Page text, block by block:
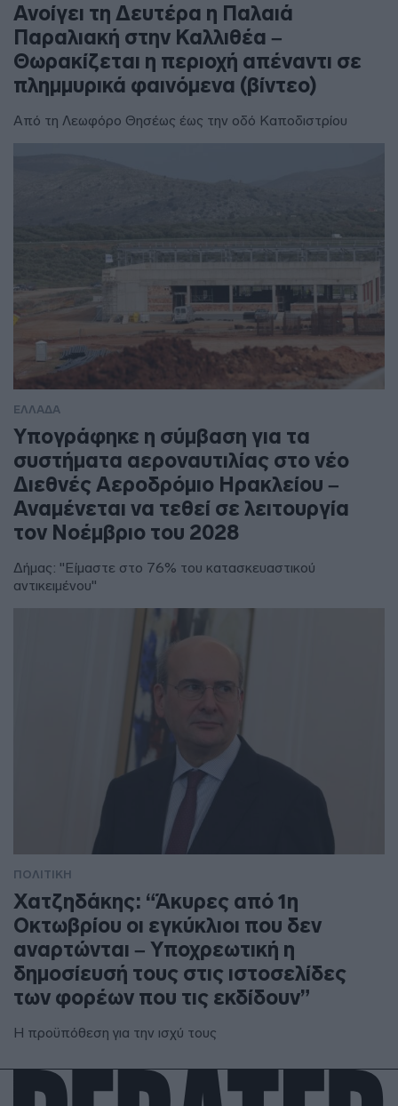
Ανοίγει τη Δευτέρα η Παλαιά
Παραλιακή στην Καλλιθέα –
Θωρακίζεται η περιοχή απέναντι σε
πλημμυρικά φαινόμενα (βίντεο)
Από τη Λεωφόρο Θησέως έως την οδό Καποδιστρίου
ΕΛΛΑΔΑ
Υπογράφηκε η σύμβαση για τα
συστήματα αεροναυτιλίας στο νέο
Διεθνές Αεροδρόμιο Ηρακλείου –
Αναμένεται να τεθεί σε λειτουργία
τον Νοέμβριο του 2028
Δήμας: "Είμαστε στο 76% του κατασκευαστικού
αντικειμένου"
ΠΟΛΙΤΙΚΗ
Χατζηδάκης: “Άκυρες από 1η
Οκτωβρίου οι εγκύκλιοι που δεν
αναρτώνται – Υποχρεωτική η
δημοσίευσή τους στις ιστοσελίδες
των φορέων που τις εκδίδουν”
Η προϋπόθεση για την ισχύ τους